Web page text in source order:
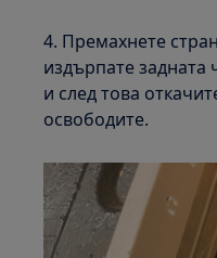
4. Премахнете
издърпате задната
и след това
освободите.